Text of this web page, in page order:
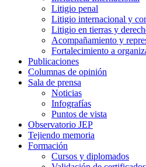
Litigio penal
Litigio internacional y
Litigio en tierras y
Acompañamiento y
Fortalecimiento a
Publicaciones
Columnas de opinión
Sala de prensa
Noticias
Infografías
Puntos de vista
Observatorio JEP
Tejiendo memoria
Formación
Cursos y diplomados